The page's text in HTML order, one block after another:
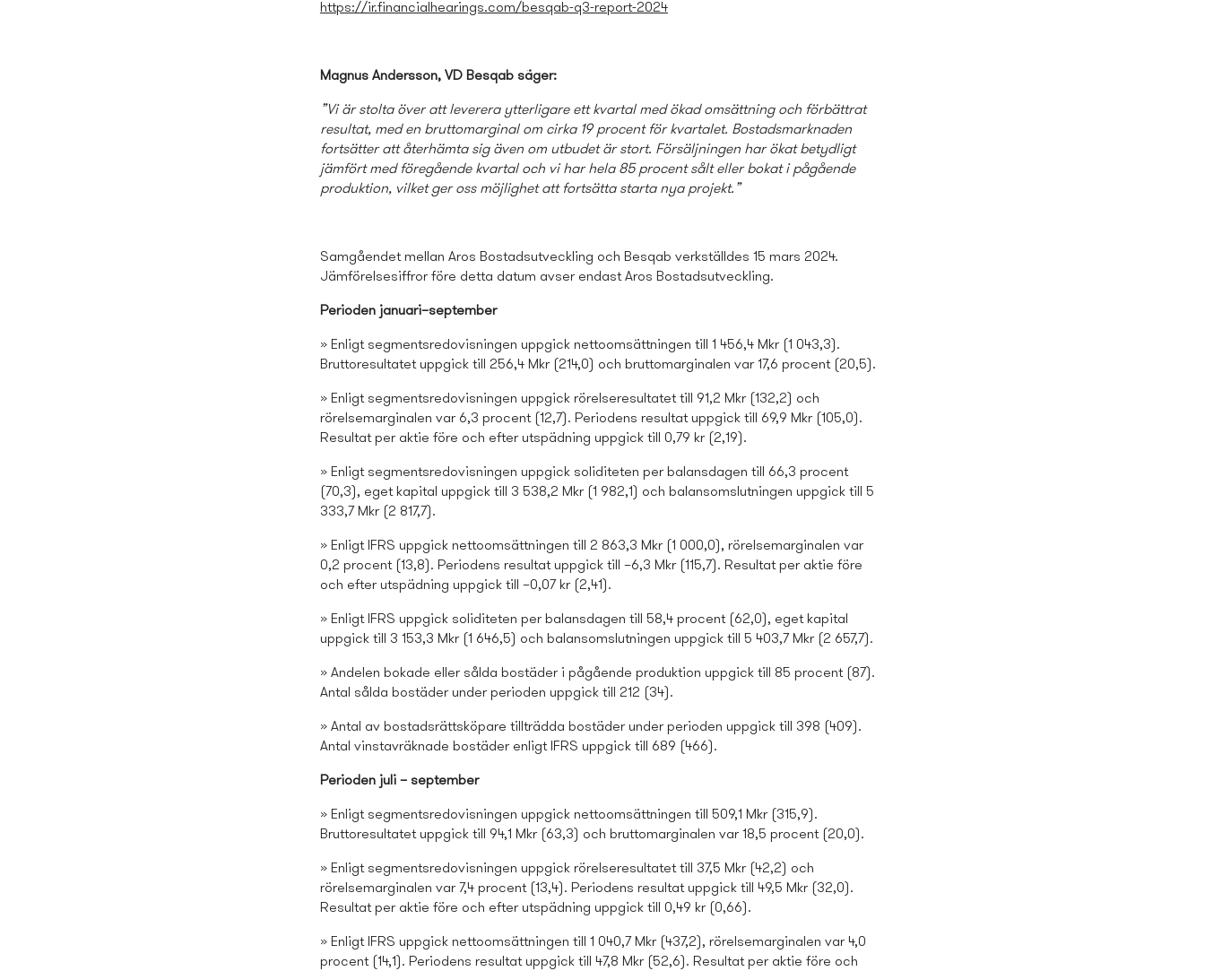
https://ir.financialhearings.com/besqab-q3-report-2024
Magnus Andersson, VD Besqab säger:
”Vi är stolta över att leverera ytterligare ett kvartal med ökad omsättning och förbättrat
resultat, med en bruttomarginal om cirka 19 procent för kvartalet. Bostads­marknaden
fortsätter att återhämta sig även om utbudet är stort. Försäljningen har ökat betydligt
jämfört med föregående kvartal och vi har hela 85 procent sålt eller bokat i pågående
produktion, vilket ger oss möjlighet att fortsätta starta nya projekt.”
Samgåendet mellan Aros Bostads­utveckling och Besqab verkställdes 15 mars 2024.
Jämförelsesiffror före detta datum avser endast Aros Bostads­utveckling.
Perioden januari–september
» Enligt segmentsredovisningen uppgick nettoomsättningen till 1 456,4 Mkr (1 043,3).
Bruttoresultatet uppgick till 256,4 Mkr (214,0) och bruttomarginalen var 17,6 procent (20,5).
» Enligt segmentsredovisningen uppgick rörelseresultatet till 91,2 Mkr (132,2) och
rörelsemarginalen var 6,3 procent (12,7). Periodens resultat uppgick till 69,9 Mkr (105,0).
Resultat per aktie före och efter utspädning uppgick till 0,79 kr (2,19).
» Enligt segmentsredovisningen uppgick soliditeten per balansdagen till 66,3 procent
(70,3), eget kapital uppgick till 3 538,2 Mkr (1 982,1) och balansomslutningen uppgick till 5
333,7 Mkr (2 817,7).
» Enligt IFRS uppgick nettoomsättningen till 2 863,3 Mkr (1 000,0), rörelsemarginalen var
0,2 procent (13,8). Periodens resultat uppgick till –6,3 Mkr (115,7). Resultat per aktie före
och efter utspädning uppgick till –0,07 kr (2,41).
» Enligt IFRS uppgick soliditeten per balansdagen till 58,4 procent (62,0), eget kapital
uppgick till 3 153,3 Mkr (1 646,5) och balansomslutningen uppgick till 5 403,7 Mkr (2 657,7).
» Andelen bokade eller sålda bostäder i pågående produktion uppgick till 85 procent (87).
Antal sålda bostäder under perioden uppgick till 212 (34).
» Antal av bostads­rättsköpare tillträdda bostäder under perioden uppgick till 398 (409).
Antal vinstavräknade bostäder enligt IFRS uppgick till 689 (466).
Perioden juli – september
» Enligt segmentsredovisningen uppgick nettoomsättningen till 509,1 Mkr (315,9).
Bruttoresultatet uppgick till 94,1 Mkr (63,3) och bruttomarginalen var 18,5 procent (20,0).
» Enligt segmentsredovisningen uppgick rörelseresultatet till 37,5 Mkr (42,2) och
rörelsemarginalen var 7,4 procent (13,4). Periodens resultat uppgick till 49,5 Mkr (32,0).
Resultat per aktie före och efter utspädning uppgick till 0,49 kr (0,66).
» Enligt IFRS uppgick nettoomsättningen till 1 040,7 Mkr (437,2), rörelsemarginalen var 4,0
procent (14,1). Periodens resultat uppgick till 47,8 Mkr (52,6). Resultat per aktie före och